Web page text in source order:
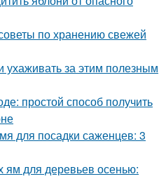
по хранению свежей
ухаживать за этим полезным
простой способ получить
для посадки саженцев: 3
ям для деревьев осенью: